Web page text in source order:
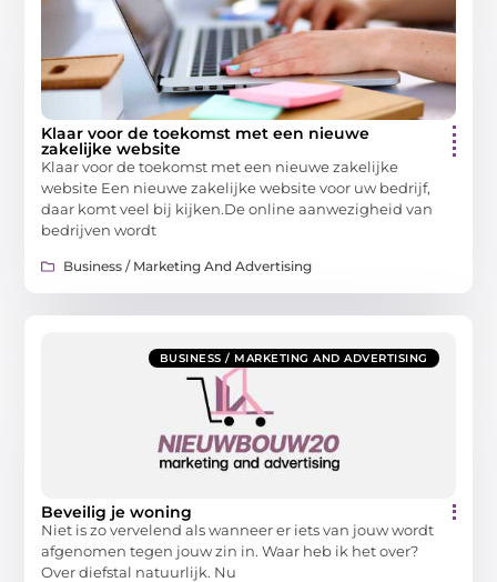
Klaar voor de toekomst met een nieuwe
zakelijke website
Klaar voor de toekomst met een nieuwe zakelijke
website Een nieuwe zakelijke website voor uw bedrijf,
daar komt veel bij kijken.De online aanwezigheid van
bedrijven wordt
Business / Marketing And Advertising
BUSINESS / MARKETING AND ADVERTISING
Beveilig je woning
Niet is zo vervelend als wanneer er iets van jouw wordt
afgenomen tegen jouw zin in. Waar heb ik het over?
Over diefstal natuurlijk. Nu